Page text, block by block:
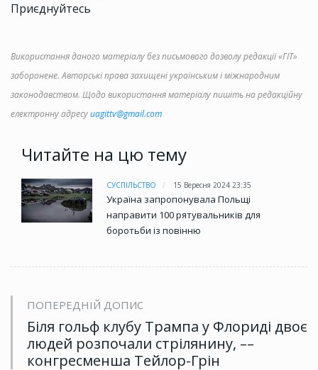
Приєднуйтесь
Використання даного матеріалу без письмового дозволу редакції «ГІТ»
заборонене. Авторські права захищені українським і міжнародним
законодавством. Щодо використання матеріалу пишіть на редакційну
електронну адресуuagittv@gmail.com
Читайте на цю тему
СУСПІЛЬСТВО 15 Вересня 2024 23:35
Україна запропонувала Польщі
направити 100 рятувальників для
боротьби із повінню
ПОПЕРЕДНІЙ ДОПИС
Біля гольф клубу Трампа у Флориді двоє
людей розпочали стрілянину, ––
конгресменша Тейлор-Грін